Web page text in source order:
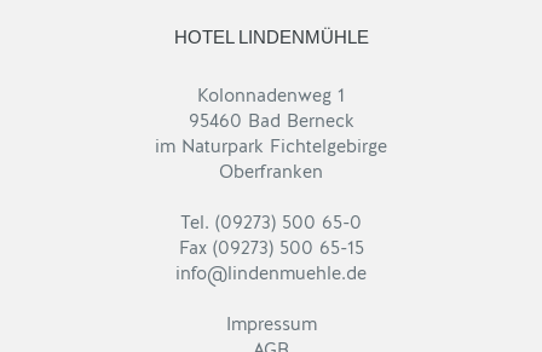
HOTEL LINDENMÜHLE
Kolonnadenweg 1
95460 Bad Berneck
im Naturpark Fichtelgebirge
Oberfranken
Tel. (09273) 500 65-0
Fax (09273) 500 65-15
info@lindenmuehle.de
Impressum